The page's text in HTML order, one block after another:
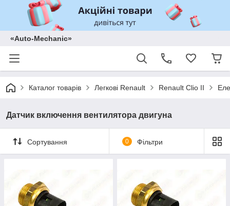
«Auto-Mechanic»
Каталог товарів Легкові Renault Renault Clio II
Датчик включення вентилятора двигуна
Сортування 0 Фільтри